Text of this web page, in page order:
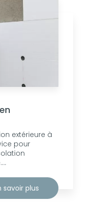
extérieure à
pour
savoir plus